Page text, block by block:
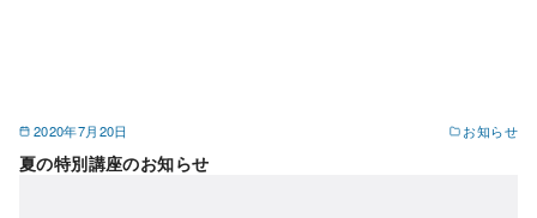
2020年7月20日 お知らせ
夏の特別講座のお知らせ